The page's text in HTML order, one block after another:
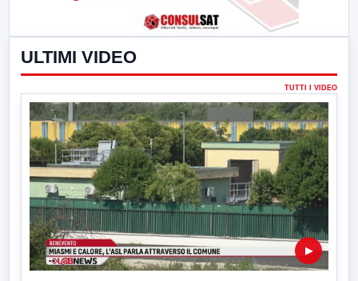
ULTIMI VIDEO
TUTTI I VIDEO
▶